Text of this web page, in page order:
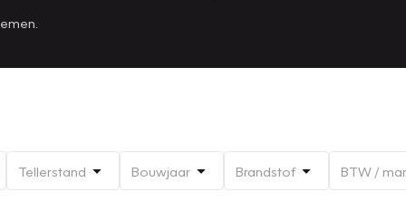
Tellerstand Bouwjaar Brandstof BTW /